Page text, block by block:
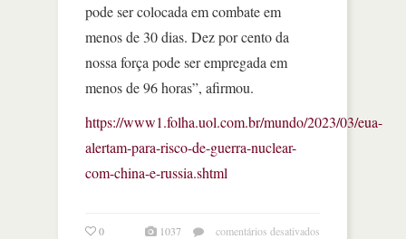
pode ser colocada em combate em
menos de 30 dias. Dez por cento da
nossa força pode ser empregada em
menos de 96 horas”, afirmou.
https://www1.folha.uol.com.br/mundo/2023/03/eua-
alertam-para-risco-de-guerra-nuclear-
com-china-e-russia.shtml
0 1037 comentários desativados